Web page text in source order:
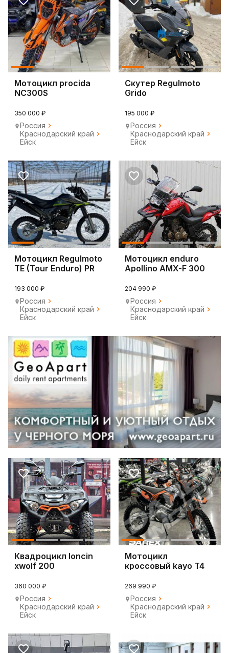
Мотоцикл procida
NC300S
350 000 ₽
Россия
Краснодарский край
Ейск
Скутер Regulmoto
Grido
195 000 ₽
Россия
Краснодарский край
Ейск
Мотоцикл Regulmoto
TE (Tour Enduro) PR
193 000 ₽
Россия
Краснодарский край
Ейск
Мотоцикл enduro
Apollino AMX-F 300
204 990 ₽
Россия
Краснодарский край
Ейск
Квадроцикл loncin
xwolf 200
360 000 ₽
Россия
Краснодарский край
Ейск
Мотоцикл
кроссовый kayo T4
269 990 ₽
Россия
Краснодарский край
Ейск